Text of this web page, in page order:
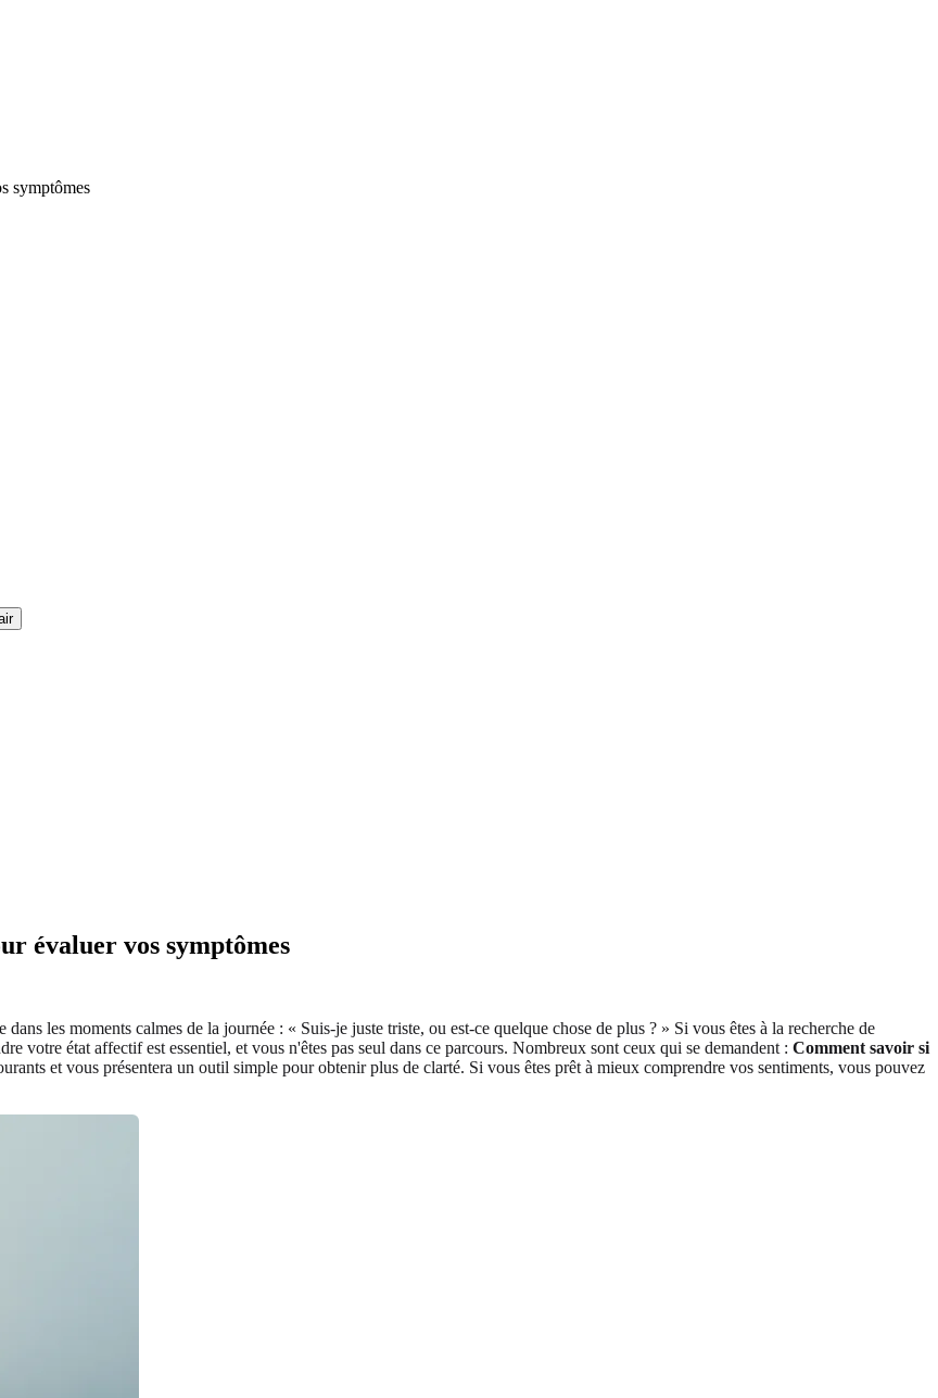
symptômes
évaluer vos symptômes
les moments calmes de la journée : « Suis-je juste triste, ou est-ce quelque chose de plus ? » Si vous êtes à la recherche de
votre état affectif est essentiel, et vous n'êtes pas seul dans ce parcours. Nombreux sont ceux qui se demandent : Comment savoir si
et vous présentera un outil simple pour obtenir plus de clarté. Si vous êtes prêt à mieux comprendre vos sentiments, vous pouvez